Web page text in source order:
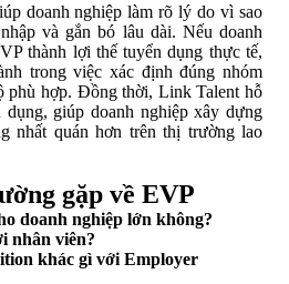
doanh nghiệp làm rõ lý do vì sao
và gắn bó lâu dài. Nếu doanh
thành lợi thế tuyển dụng thực tế,
trong việc xác định đúng nhóm
phù hợp. Đồng thời, Link Talent hỗ
giúp doanh nghiệp xây dựng
nhất quán hơn trên thị trường lao
gặp về EVP
doanh nghiệp lớn không?
nhân viên?
khác gì với Employer